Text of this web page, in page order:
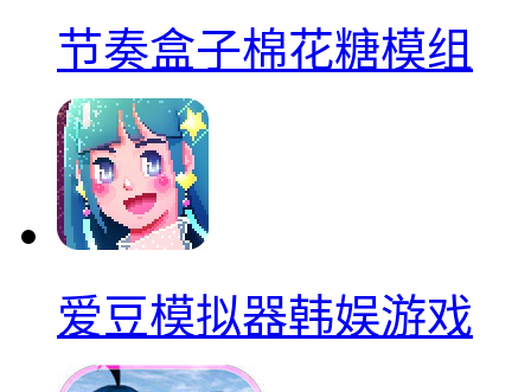
节奏盒子棉花糖模组
爱豆模拟器韩娱游戏